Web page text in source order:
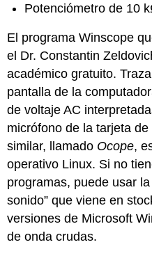
Potenciómetro de 10
El programa Winscope
el Dr. Constantin
académico gratuito.
pantalla de la
de voltaje AC
micrófono de la tarjeta
similar, llamado Ocope,
operativo Linux. Si no
programas, puede usar
sonido” que viene en
versiones de Microsoft
de onda crudas.